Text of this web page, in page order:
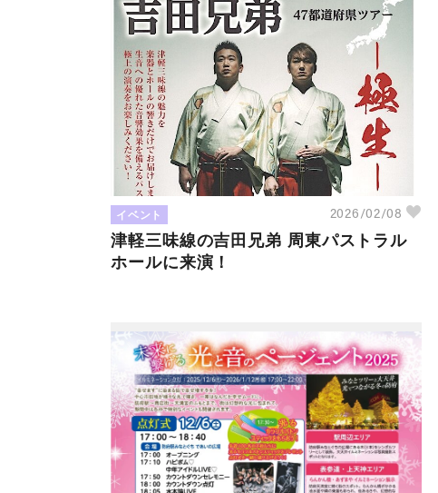
イベント 2026/02/08
津軽三味線の吉田兄弟 周東パストラル
ホールに来演！